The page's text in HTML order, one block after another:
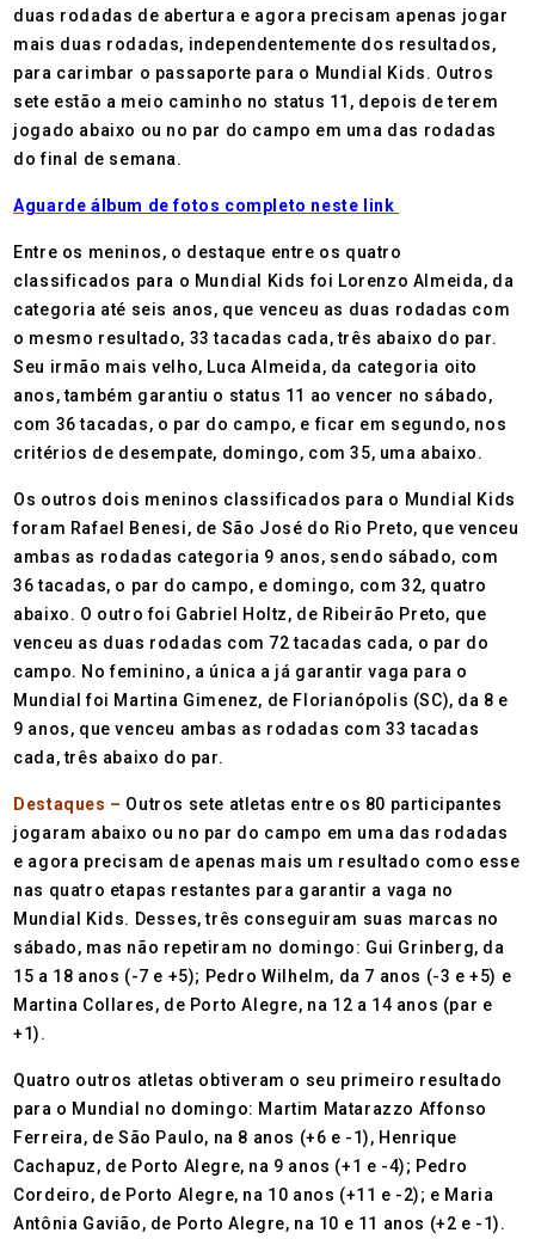
duas rodadas de abertura e agora precisam apenas jogar
mais duas rodadas, independentemente dos resultados,
para carimbar o passaporte para o Mundial Kids. Outros
sete estão a meio caminho no status 11, depois de terem
jogado abaixo ou no par do campo em uma das rodadas
do final de semana.
Aguarde álbum de fotos completo neste link
Entre os meninos, o destaque entre os quatro
classificados para o Mundial Kids foi Lorenzo Almeida, da
categoria até seis anos, que venceu as duas rodadas com
o mesmo resultado, 33 tacadas cada, três abaixo do par.
Seu irmão mais velho, Luca Almeida, da categoria oito
anos, também garantiu o status 11 ao vencer no sábado,
com 36 tacadas, o par do campo, e ficar em segundo, nos
critérios de desempate, domingo, com 35, uma abaixo.
Os outros dois meninos classificados para o Mundial Kids
foram Rafael Benesi, de São José do Rio Preto, que venceu
ambas as rodadas categoria 9 anos, sendo sábado, com
36 tacadas, o par do campo, e domingo, com 32, quatro
abaixo. O outro foi Gabriel Holtz, de Ribeirão Preto, que
venceu as duas rodadas com 72 tacadas cada, o par do
campo. No feminino, a única a já garantir vaga para o
Mundial foi Martina Gimenez, de Florianópolis (SC), da 8 e
9 anos, que venceu ambas as rodadas com 33 tacadas
cada, três abaixo do par.
Destaques – Outros sete atletas entre os 80 participantes
jogaram abaixo ou no par do campo em uma das rodadas
e agora precisam de apenas mais um resultado como esse
nas quatro etapas restantes para garantir a vaga no
Mundial Kids. Desses, três conseguiram suas marcas no
sábado, mas não repetiram no domingo: Gui Grinberg, da
15 a 18 anos (-7 e +5); Pedro Wilhelm, da 7 anos (-3 e +5) e
Martina Collares, de Porto Alegre, na 12 a 14 anos (par e
+1).
Quatro outros atletas obtiveram o seu primeiro resultado
para o Mundial no domingo: Martim Matarazzo Affonso
Ferreira, de São Paulo, na 8 anos (+6 e -1), Henrique
Cachapuz, de Porto Alegre, na 9 anos (+1 e -4); Pedro
Cordeiro, de Porto Alegre, na 10 anos (+11 e -2); e Maria
Antônia Gavião, de Porto Alegre, na 10 e 11 anos (+2 e -1).